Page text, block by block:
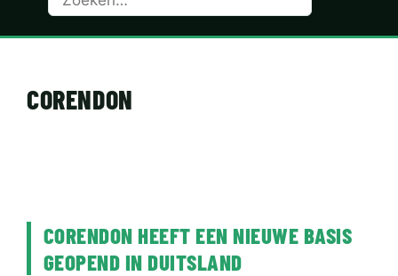
CORENDON
CORENDON HEEFT EEN NIEUWE BASIS
GEOPEND IN DUITSLAND